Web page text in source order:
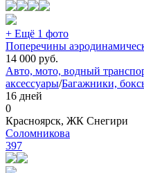
+ Ещё 1 фото
Поперечины
14 000 руб.
Авто, мото, водный
аксессуары/Багажники,
16 дней
0
Красноярск, ЖК Снегири
Соломникова
397